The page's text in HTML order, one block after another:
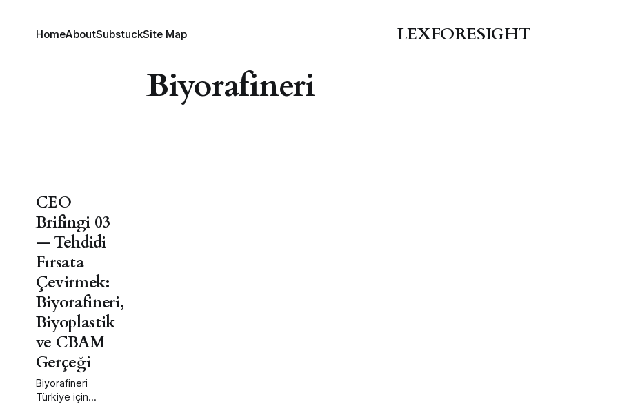
LEXFORESIGHT
HomeAboutSubstuckSite Map
Biyorafineri
CEO
Brifingi 03
— Tehdidi
Fırsata
Çevirmek:
Biyorafineri,
Biyoplastik
ve CBAM
Gerçeği
Biyorafineri
Türkiye için